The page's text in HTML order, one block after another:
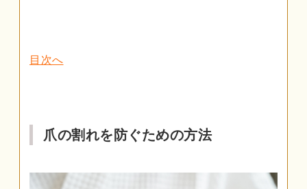
目次へ
爪の割れを防ぐための方法